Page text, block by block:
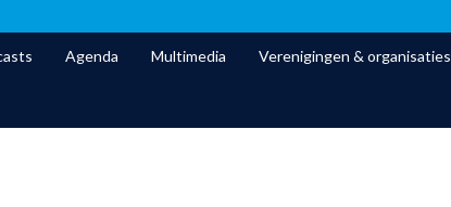
Agenda Multimedia Verenigingen & organisaties